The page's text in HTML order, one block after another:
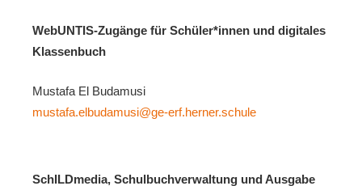
WebUNTIS-Zugänge für Schüler*innen und digitales
Klassenbuch
Mustafa El Budamusi
mustafa.elbudamusi@ge-erf.herner.schule
SchILDmedia, Schulbuchverwaltung und Ausgabe